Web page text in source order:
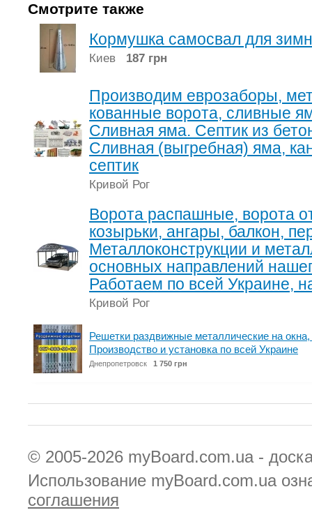
Смотрите также
Кормушка самосвал для
Киев 187 грн
Производим еврозаборы,
кованные ворота, сливные
Сливная яма. Септик из
Cливная (выгребная) яма,
септик
Кривой Рог
Ворота распашные, ворота
козырьки, ангары, балкон,
Металлоконструкции и
основных направлений
Работаем по всей Украине,
Кривой Рог
Решетки раздвижные металлические на
Производство и установка по всей Украине
Днепропетровск 1 750 грн
© 2005-2026 myBoard.com.ua -
Использование myBoard.com.ua
соглашения